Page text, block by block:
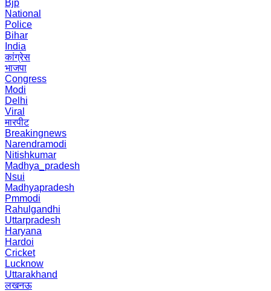
Bjp
National
Police
Bihar
India
कांग्रेस
भाजपा
Congress
Modi
Delhi
Viral
मारपीट
Breakingnews
Narendramodi
Nitishkumar
Madhya_pradesh
Nsui
Madhyapradesh
Pmmodi
Rahulgandhi
Uttarpradesh
Haryana
Hardoi
Cricket
Lucknow
Uttarakhand
लखनऊ